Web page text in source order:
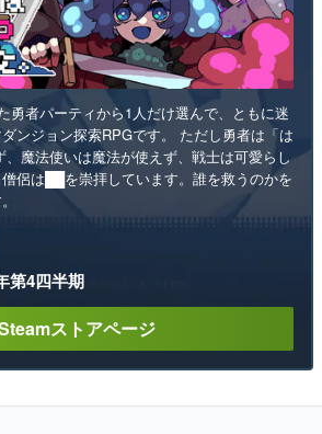
勇者パーティから1人だけ選んで、ともに迷
ンジョン探索RPGです。 ただし勇者は「は
、魔法使いは魔法が使えず、戦士は可愛らし
侶は██を崇拝しています。誰を救うのかを
第4四半期
ストアページ